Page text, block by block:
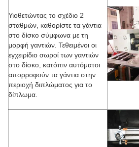
Υιοθετώντας το σχέδιο 2
σταθμών, καθορίστε τα γάντια
στο δίσκο σύμφωνα με τη
μορφή γαντιών. Τεθειμένοι οι
εγχειρίδιο σωροί των γαντιών
στο δίσκο, κατόπιν αυτόματοι
απορροφούν τα γάντια στην
περιοχή διπλώματος για το
δίπλωμα.